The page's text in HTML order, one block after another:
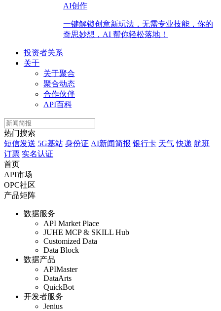
AI创作
一键解锁创意新玩法，无需专业技能，你的
奇思妙想，AI 帮你轻松落地！
投资者关系
关于
关于聚合
聚合动态
合作伙伴
API百科
热门搜索
短信发送 5G基站 身份证 AI新闻简报 银行卡 天气 快递 航班
订票 实名认证
首页
API市场
OPC社区
产品矩阵
数据服务
API Market Place
JUHE MCP & SKILL Hub
Customized Data
Data Block
数据产品
APIMaster
DataArts
QuickBot
开发者服务
Jenius